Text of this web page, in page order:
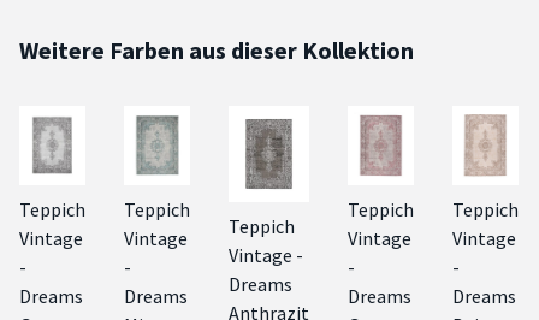
Weitere Farben aus dieser Kollektion
Teppich
Vintage
-
Dreams
Teppich
Vintage
-
Dreams
Teppich
Vintage -
Dreams
Anthrazit
Teppich
Vintage
-
Dreams
Teppich
Vintage
-
Dreams